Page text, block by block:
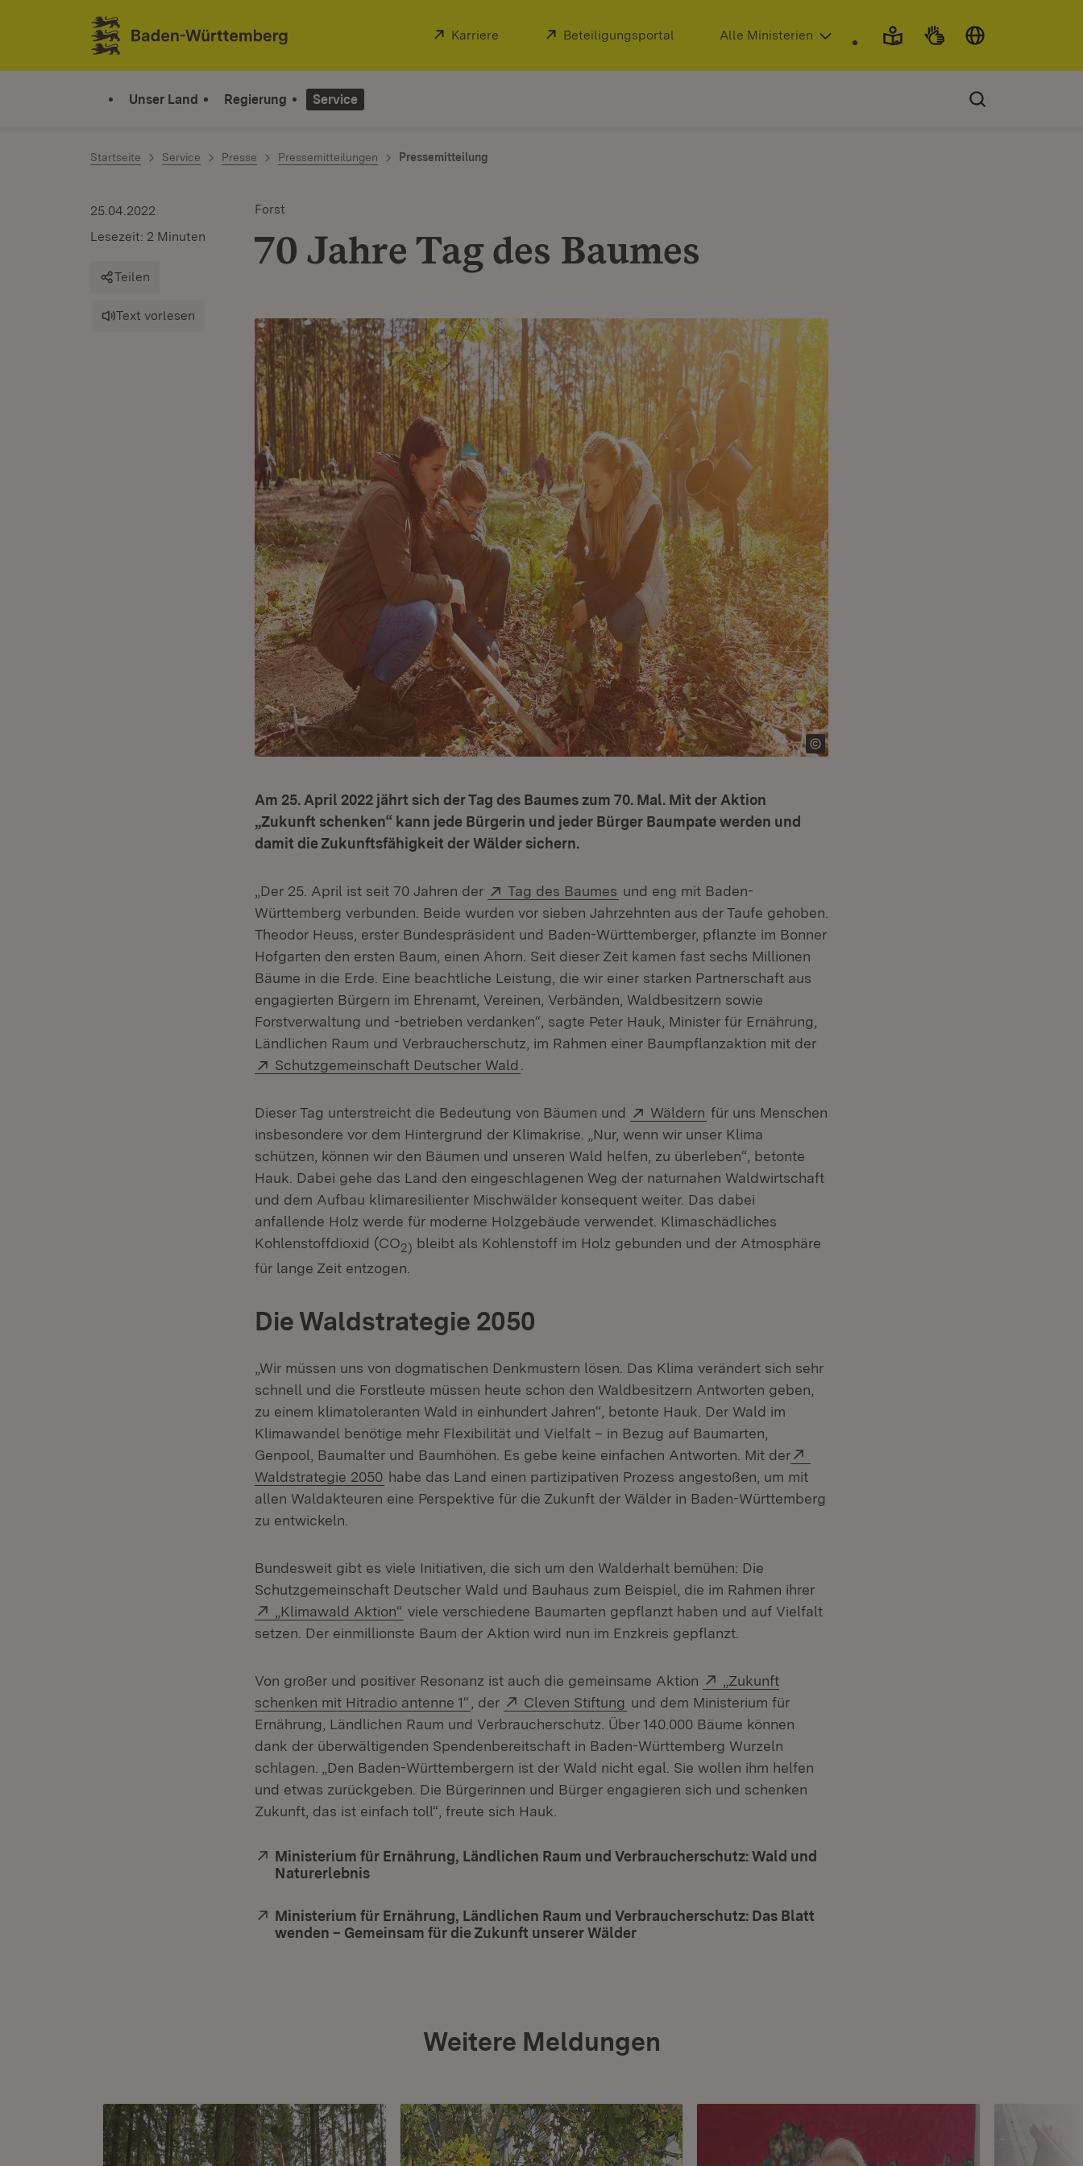
Zum Inhalt springen
Link zur Startseite
Extern:
Karriere (Öffnet in neuem Fenster)
Extern:
Beteiligungsportal (Öffnet in neuem Fenster)
Alle Ministerien
Unser Land Regierung Service
Startseite Service Presse Pressemitteilungen Pressemitteilung
Forst
70 Jahre Tag des Baumes
25.04.2022
Lesezeit: 2 Minuten
Teilen
Text vorlesen
Am 25. April 2022 jährt sich der Tag des Baumes zum 70. Mal. Mit der Aktion
„Zukunft schenken“ kann jede Bürgerin und jeder Bürger Baumpate werden und
damit die Zukunftsfähigkeit der Wälder sichern.
„Der 25. April ist seit 70 Jahren der Extern:
Tag des Baumes (Öffnet in neuem Fenster)
und eng mit Baden-
Württemberg verbunden. Beide wurden vor sieben Jahrzehnten aus der Taufe gehoben.
Theodor Heuss, erster Bundespräsident und Baden-Württemberger, pflanzte im Bonner
Hofgarten den ersten Baum, einen Ahorn. Seit dieser Zeit kamen fast sechs Millionen
Bäume in die Erde. Eine beachtliche Leistung, die wir einer starken Partnerschaft aus
engagierten Bürgern im Ehrenamt, Vereinen, Verbänden, Waldbesitzern sowie
Forstverwaltung und -betrieben verdanken“, sagte Peter Hauk, Minister für Ernährung,
Ländlichen Raum und Verbraucherschutz, im Rahmen einer Baumpflanzaktion mit der
Extern:
Schutzgemeinschaft Deutscher Wald
Dieser Tag unterstreicht die Bedeutung von Bäumen und Extern:
Wäldern (Öffnet in neuem Fenster)
für uns Menschen
insbesondere vor dem Hintergrund der Klimakrise. „Nur, wenn wir unser Klima
schützen, können wir den Bäumen und unseren Wald helfen, zu überleben“, betonte
Hauk. Dabei gehe das Land den eingeschlagenen Weg der naturnahen Waldwirtschaft
und dem Aufbau klimaresilienter Mischwälder konsequent weiter. Das dabei
anfallende Holz werde für moderne Holzgebäude verwendet. Klimaschädliches
Kohlenstoffdioxid (CO2) bleibt als Kohlenstoff im Holz gebunden und der Atmosphäre
für lange Zeit entzogen.
Die Waldstrategie 2050
„Wir müssen uns von dogmatischen Denkmustern lösen. Das Klima verändert sich sehr
schnell und die Forstleute müssen heute schon den Waldbesitzern Antworten geben,
zu einem klimatoleranten Wald in einhundert Jahren“, betonte Hauk. Der Wald im
Klimawandel benötige mehr Flexibilität und Vielfalt – in Bezug auf Baumarten,
Genpool, Baumalter und Baumhöhen. Es gebe keine einfachen Antworten. Mit der
Waldstrategie 2050 (Öffnet in neuem Fenster)
habe das Land einen partizipativen Prozess angestoßen, um mit
allen Waldakteuren eine Perspektive für die Zukunft der Wälder in Baden-Württemberg
zu entwickeln.
Bundesweit gibt es viele Initiativen, die sich um den Walderhalt bemühen: Die
Schutzgemeinschaft Deutscher Wald und Bauhaus zum Beispiel, die im Rahmen ihrer
Extern:
„Klimawald Aktion“ (Öffnet in neuem Fenster)
viele verschiedene Baumarten gepflanzt haben und auf Vielfalt
setzen. Der einmillionste Baum der Aktion wird nun im Enzkreis gepflanzt.
Von großer und positiver Resonanz ist auch die gemeinsame Aktion Extern:
„Zukunft
schenken mit Hitradio antenne 1“ (Öffnet in neuem Fenster)
, der Extern:
Cleven Stiftung (Öffnet in neuem Fenster)
und dem Ministerium für
Ernährung, Ländlichen Raum und Verbraucherschutz. Über 140.000 Bäume können
dank der überwältigenden Spendenbereitschaft in Baden-Württemberg Wurzeln
schlagen. „Den Baden-Württembergern ist der Wald nicht egal. Sie wollen ihm helfen
und etwas zurückgeben. Die Bürgerinnen und Bürger engagieren sich und schenken
Zukunft, das ist einfach toll“, freute sich Hauk.
Extern:
Ministerium für Ernährung, Ländlichen Raum und Verbraucherschutz: Wald und
Naturerlebnis
Extern:
Ministerium für Ernährung, Ländlichen Raum und Verbraucherschutz: Das Blatt
wenden – Gemeinsam für die Zukunft unserer Wälder
Weitere Meldungen